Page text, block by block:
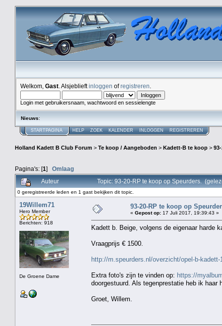
Welkom, Gast . Alsjeblieftinloggen ofregistreren
Login met gebruikersnaam, wachtwoord en sessielengte
Nieuws:
STARTPAGINA HELP ZOEK KALENDER INLOGGEN REGISTREREN
Holland Kadett B Club Forum > Te koop / Aangeboden > Kadett-B te koop >
Pagina's: [1] Omlaag
Auteur
Topic: 93-20-RP te koop op Speurders.
0 geregistreerde leden en 1 gast bekijken dit topic.
19Willem71
Hero Member
Berichten: 918
De Groene Dame
93-20-RP te koop op
« Gepost op: 17 Juli 2017, 19:39:43 »
Kadett b. Beige, volgens de eigenaar harde
Vraagprijs € 1500.
http://m.speurders.nl/overzicht/opel-b-
Extra foto's zijn te vinden op: https://
doorgestuurd. Als tegenprestatie heb ik haar
Groet, Willem.